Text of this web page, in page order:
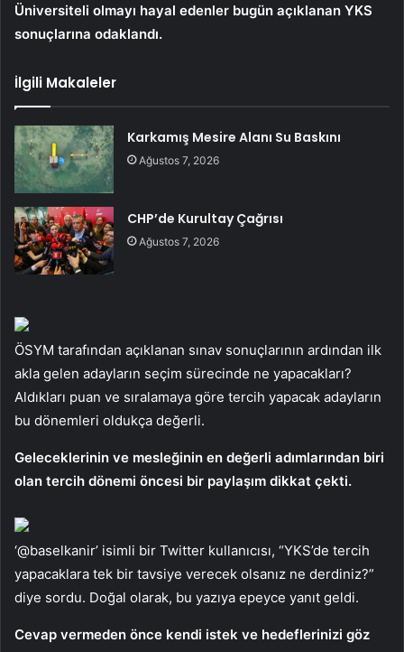
Üniversiteli olmayı hayal edenler bugün açıklanan YKS
sonuçlarına odaklandı.
İlgili Makaleler
Karkamış Mesire Alanı Su Baskını
Ağustos 7, 2026
CHP’de Kurultay Çağrısı
Ağustos 7, 2026
ÖSYM tarafından açıklanan sınav sonuçlarının ardından ilk
akla gelen adayların seçim sürecinde ne yapacakları?
Aldıkları puan ve sıralamaya göre tercih yapacak adayların
bu dönemleri oldukça değerli.
Geleceklerinin ve mesleğinin en değerli adımlarından biri
olan tercih dönemi öncesi bir paylaşım dikkat çekti.
‘@baselkanir’ isimli bir Twitter kullanıcısı, “YKS’de tercih
yapacaklara tek bir tavsiye verecek olsanız ne derdiniz?”
diye sordu. Doğal olarak, bu yazıya epeyce yanıt geldi.
Cevap vermeden önce kendi istek ve hedeflerinizi göz